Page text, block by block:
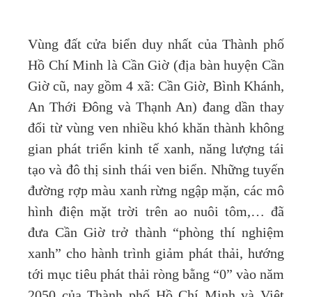
Vùng đất cửa biển duy nhất của Thành phố
Hồ Chí Minh là Cần Giờ (địa bàn huyện Cần
Giờ cũ, nay gồm 4 xã: Cần Giờ, Bình Khánh,
An Thới Đông và Thạnh An) đang dần thay
đổi từ vùng ven nhiều khó khăn thành không
gian phát triển kinh tế xanh, năng lượng tái
tạo và đô thị sinh thái ven biển. Những tuyến
đường rợp màu xanh rừng ngập mặn, các mô
hình điện mặt trời trên ao nuôi tôm,… đã
đưa Cần Giờ trở thành “phòng thí nghiệm
xanh” cho hành trình giảm phát thải, hướng
tới mục tiêu phát thải ròng bằng “0” vào năm